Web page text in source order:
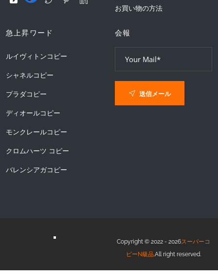
お買い物の方法
急上昇ワード
ルイヴィトンコピー
シャネルコピー
プラダコピー
ディオールコピー
モンクレールコピー
クロムハーツ コピー
バレンシアガコピー
会報
送信メール
Copyright © 2022 - 2026スーパーコ
ピーN級品.All right reserved.